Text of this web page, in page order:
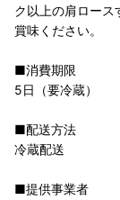
ク以上の肩ロース
賞味ください。
■消費期限
5日（要冷蔵）
■配送方法
冷蔵配送
■提供事業者